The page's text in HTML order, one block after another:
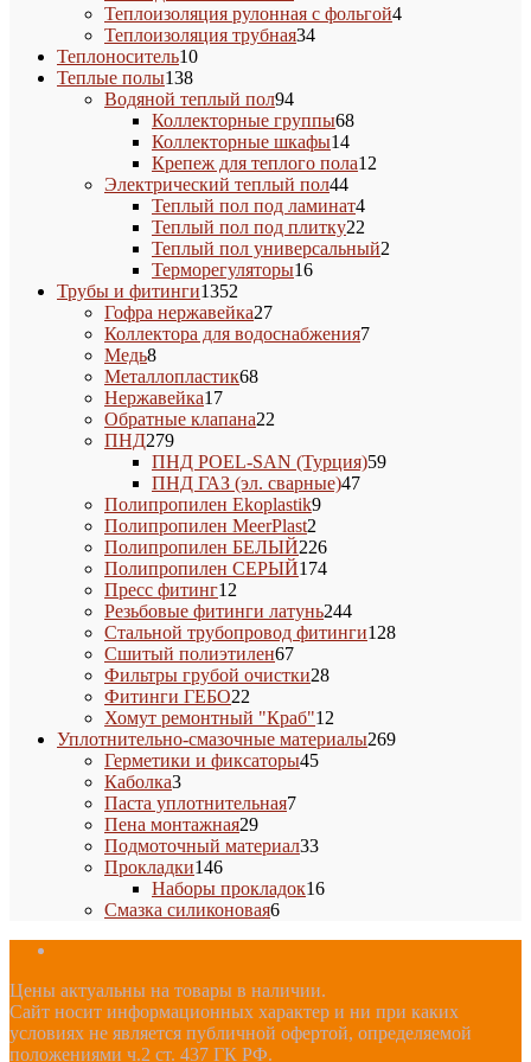
товаров
Теплоизоляция рулонная с фольгой44
Теплоизоляция трубная3434
Теплоноситель1010
Теплые полы138138
товаров
Водяной теплый пол9494
товара
Коллекторные группы6868
Коллекторные шкафы1414
товаров
Крепеж для теплого пола12
Электрический теплый пол4444
товара
Теплый пол под ламинат44
Теплый пол под плитку22
товара
Теплый пол универсальный2
Терморегуляторы1616
Трубы и фитинги1352
товара
Гофра нержавейка2727
товаров
Коллектора для водоснабжения77
Медь88
товаров
Металлопластик6868
Нержавейка1717
товаров
Обратные клапана22
ПНД279279
товаров
ПНД POEL-SAN (Турция)5959
ПНД ГАЗ (эл. сварные)4747
Полипропилен Ekoplastik99
Полипропилен MeerPlast2
товара
Полипропилен БЕЛЫЙ226226
товаров
Полипропилен СЕРЫЙ174174
Пресс фитинг12
товаров
Резьбовые фитинги латунь244244
товара
Стальной трубопровод фитинги128128
Сшитый полиэтилен6767
товаров
Фильтры грубой очистки2828
Фитинги ГЕБО22
товара
Хомут ремонтный "Краб"12
товаров
Уплотнительно-смазочные материалы269269
Герметики и фиксаторы4545
Каболка33
товара
Паста уплотнительная77
Пена монтажная2929
товаров
Подмоточный материал3333
Прокладки146146
товаров
Наборы прокладок1616
Смазка силиконовая66
Цены актуальны на товары в наличии.
Сайт носит информационных характер и ни при каких
условиях не является публичной офертой, определяемой
положениями ч.2 ст. 437 ГК РФ.